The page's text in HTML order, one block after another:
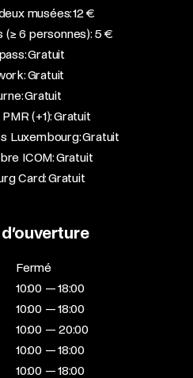
musées: 12 €
(≥ 6 personnes): 5 €
Gratuit
Gratuit
Gratuit
(+1): Gratuit
Luxembourg: Gratuit
ICOM: Gratuit
Card: Gratuit
Fermé
10:00 — 18:00
10:00 — 18:00
10:00 — 20:00
10:00 — 18:00
10:00 — 18:00